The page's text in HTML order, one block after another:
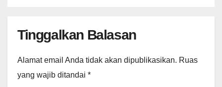
Tinggalkan Balasan
Alamat email Anda tidak akan dipublikasikan. Ruas
yang wajib ditandai *